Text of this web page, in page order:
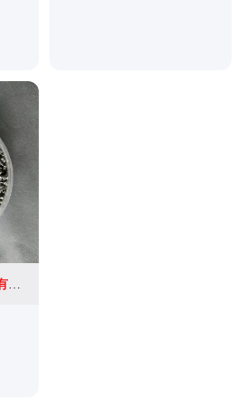
河南祥之源水处理材料有限公司